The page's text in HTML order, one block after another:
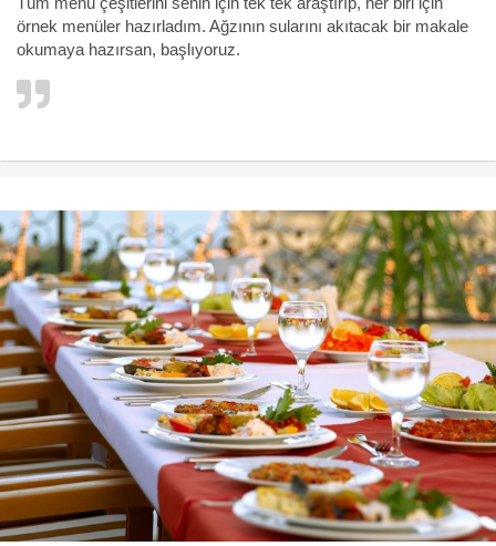
örnek menüler hazırladım. Ağzının sularını akıtacak bir makale
okumaya hazırsan, başlıyoruz.